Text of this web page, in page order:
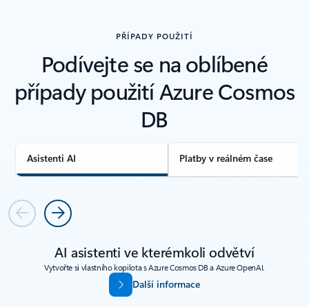
PŘÍPADY POUŽITÍ
Podívejte se na oblíbené
případy použití Azure Cosmos
DB
Asistenti AI Platby v reálném čase
Předchozí
Další
AI asistenti ve kterémkoli odvětví
Vytvořte si vlastního kopilota s Azure Cosmos DB a Azure OpenAI.
Další informace